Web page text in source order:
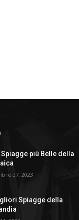
Spiagge più Belle della
27, 2023
Spiagge della